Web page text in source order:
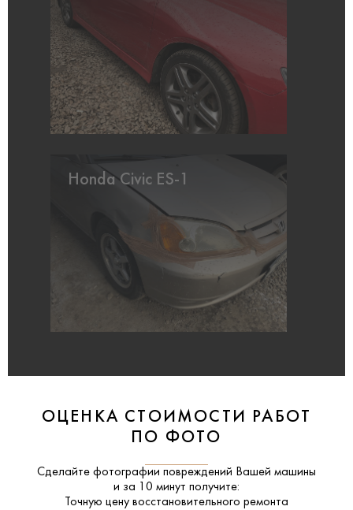
Honda Civic ES-1
ОЦЕНКА СТОИМОСТИ РАБОТ
ПО ФОТО
Сделайте фотографии повреждений Вашей машины
и за 10 минут получите:
Точную цену восстановительного ремонта